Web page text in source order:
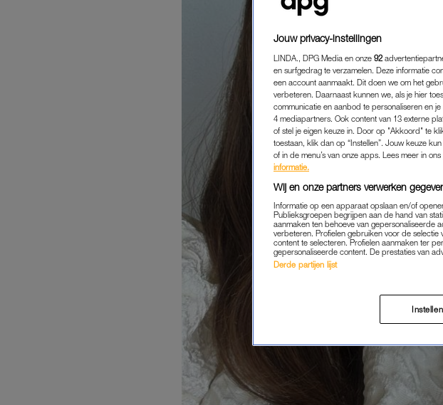
Jouw privacy-instellingen
LINDA., DPG Media en onze 92
en surfgedrag te verzamelen. Deze informatie
een account aanmaakt. Dit doen we om het
verbeteren. Daarnaast kunnen we, als je hier
communicatie en aanbod te personaliseren en
4 mediapartners. Ook content van 13 externe
of stel je eigen keuze in. Door op "Akkoord" te
toestaan, klik dan op “Instellen”. Jouw keuze
of in de menu’s van onze apps. Lees meer in
informatie.
Wij en onze partners verwerken
Informatie op een apparaat opslaan en/of
Publieksgroepen begrijpen aan de hand van
aanmaken ten behoeve van gepersonaliseerde
verbeteren. Profielen gebruiken voor de
content te selecteren. Profielen aanmaken ter
gepersonaliseerde content. De prestaties van
Derde partijen lijst
Instellen